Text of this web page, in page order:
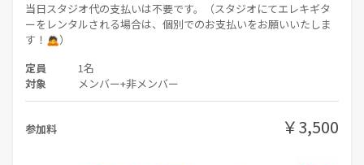
当日スタジオ代の支払いは不要です。（スタジオにてエレキギタ
ーをレンタルされる場合は、個別でのお支払いをお願いいたしま
す！🙇）
定員 1名
対象 メンバー+非メンバー
参加料 ￥3,500